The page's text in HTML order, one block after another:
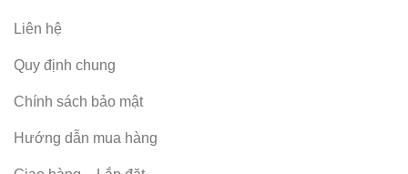
Liên hệ
Quy định chung
Chính sách bảo mật
Hướng dẫn mua hàng